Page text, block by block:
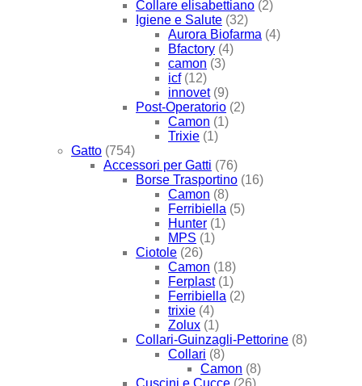
Collare elisabettiano (2)
Igiene e Salute (32)
Aurora Biofarma (4)
Bfactory (4)
camon (3)
icf (12)
innovet (9)
Post-Operatorio (2)
Camon (1)
Trixie (1)
Gatto (754)
Accessori per Gatti (76)
Borse Trasportino (16)
Camon (8)
Ferribiella (5)
Hunter (1)
MPS (1)
Ciotole (26)
Camon (18)
Ferplast (1)
Ferribiella (2)
trixie (4)
Zolux (1)
Collari-Guinzagli-Pettorine (8)
Collari (8)
Camon (8)
Cuscini e Cucce (26)